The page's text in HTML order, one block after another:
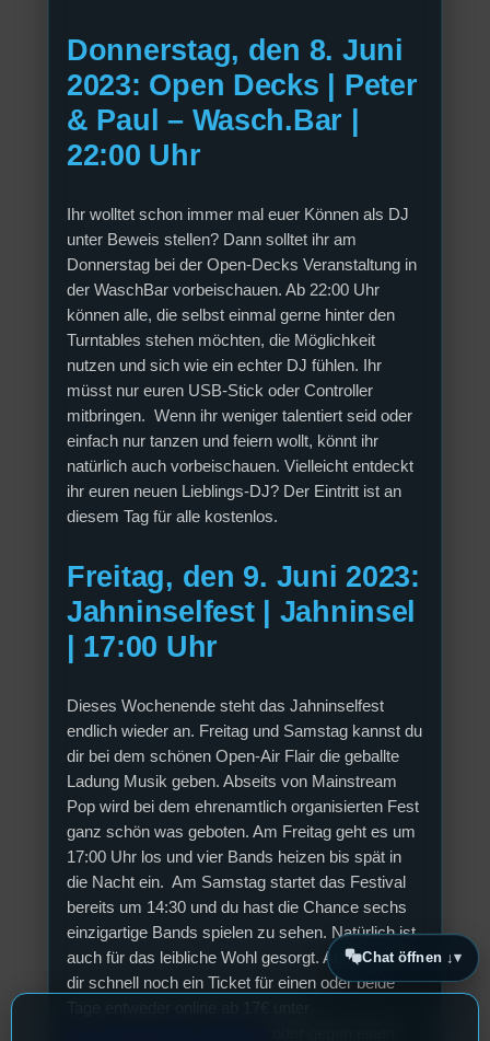
Donnerstag, den 8. Juni
2023: Open Decks | Peter
& Paul – Wasch.Bar |
22:00 Uhr
Ihr wolltet schon immer mal euer Können als DJ
unter Beweis stellen? Dann solltet ihr am
Donnerstag bei der Open-Decks Veranstaltung in
der WaschBar vorbeischauen. Ab 22:00 Uhr
können alle, die selbst einmal gerne hinter den
Turntables stehen möchten, die Möglichkeit
nutzen und sich wie ein echter DJ fühlen. Ihr
müsst nur euren USB-Stick oder Controller
mitbringen. Wenn ihr weniger talentiert seid oder
einfach nur tanzen und feiern wollt, könnt ihr
natürlich auch vorbeischauen. Vielleicht entdeckt
ihr euren neuen Lieblings-DJ? Der Eintritt ist an
diesem Tag für alle kostenlos.
Freitag, den 9. Juni 2023:
Jahninselfest | Jahninsel
| 17:00 Uhr
Dieses Wochenende steht das Jahninselfest
endlich wieder an. Freitag und Samstag kannst du
dir bei dem schönen Open-Air Flair die geballte
Ladung Musik geben. Abseits von Mainstream
Pop wird bei dem ehrenamtlich organisierten Fest
ganz schön was geboten. Am Freitag geht es um
17:00 Uhr los und vier Bands heizen bis spät in
die Nacht ein. Am Samstag startet das Festival
bereits um 14:30 und du hast die Chance sechs
einzigartige Bands spielen zu sehen. Natürlich ist
auch für das leibliche Wohl gesorgt. Also schnapp
dir schnell noch ein Ticket für einen oder beide
Chat öffnen ↓